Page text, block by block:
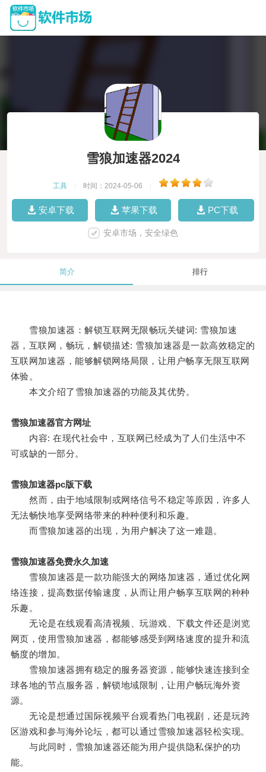
雪狼加速器2024
工具 时间：2024-05-06
安卓下载 苹果下载 PC下载
安卓市场，安全绿色
简介 排行
雪狼加速器：解锁互联网无限畅玩关键词: 雪狼加速
器，互联网，畅玩，解锁描述: 雪狼加速器是一款高效稳定的
互联网加速器，能够解锁网络局限，让用户畅享无限互联网
体验。
本文介绍了雪狼加速器的功能及其优势。
雪狼加速器官方网址
内容: 在现代社会中，互联网已经成为了人们生活中不
可或缺的一部分。
雪狼加速器pc版下载
然而，由于地域限制或网络信号不稳定等原因，许多人
无法畅快地享受网络带来的种种便利和乐趣。
而雪狼加速器的出现，为用户解决了这一难题。
雪狼加速器免费永久加速
雪狼加速器是一款功能强大的网络加速器，通过优化网
络连接，提高数据传输速度，从而让用户畅享互联网的种种
乐趣。
无论是在线观看高清视频、玩游戏、下载文件还是浏览
网页，使用雪狼加速器，都能够感受到网络速度的提升和流
畅度的增加。
雪狼加速器拥有稳定的服务器资源，能够快速连接到全
球各地的节点服务器，解锁地域限制，让用户畅玩海外资
源。
无论是想通过国际视频平台观看热门电视剧，还是玩跨
区游戏和参与海外论坛，都可以通过雪狼加速器轻松实现。
与此同时，雪狼加速器还能为用户提供隐私保护的功
能。